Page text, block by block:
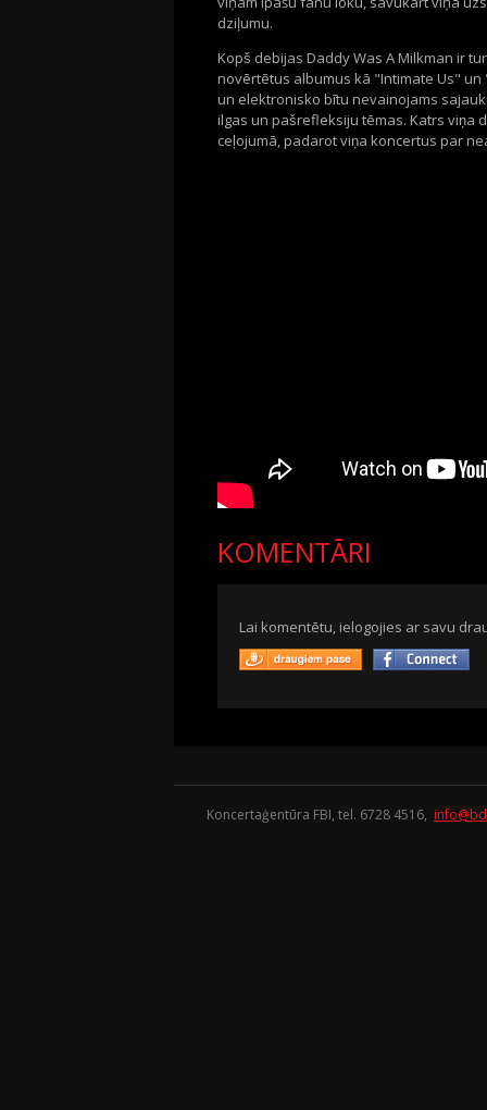
dziļumu.
Kopš debijas Daddy Was A Milkman ir
novērtētus albumus kā "Intimate Us"
un elektronisko bı̄tu nevainojams
ilgas un pašrefleksiju tēmas. Katrs viņa
ceļojumā, padarot viņa koncertus par
KOMENTĀRI
Lai komentētu, ielogojies ar savu
Koncertaģentūra FBI, tel. 6728 4516,